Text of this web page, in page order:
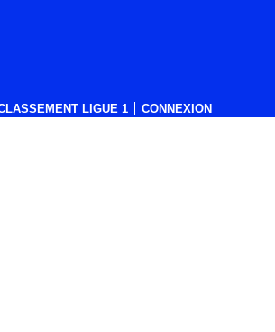
LIGUE 1 CONNEXION